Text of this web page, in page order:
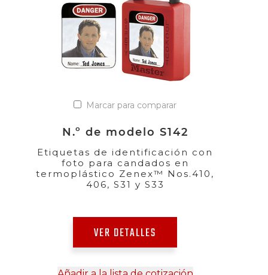
Marcar para comparar
N.º de modelo S142
Etiquetas de identificación con
foto para candados en
termoplástico Zenex™ Nos.410,
406, S31 y S33
VER DETALLES